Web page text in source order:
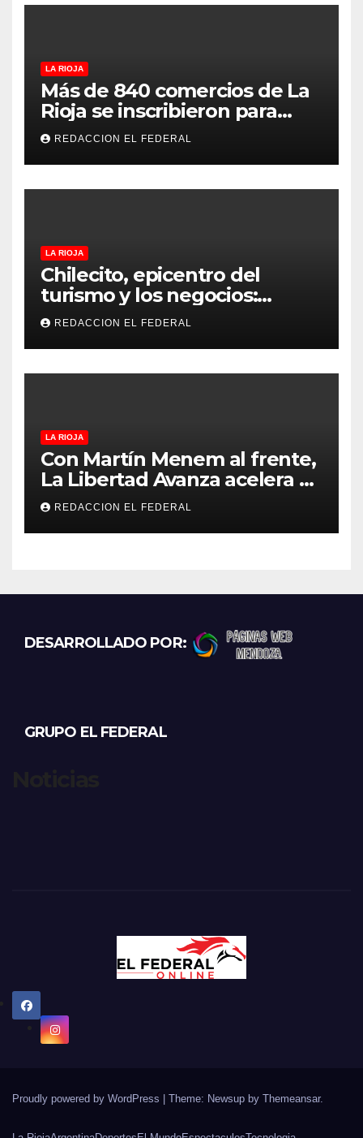
LA RIOJA
Más de 840 comercios de La
Rioja se inscribieron para
recibir Chachos: qué se
puede comprar y dónde
utilizarlos
REDACCION EL FEDERAL
LA RIOJA
Chilecito, epicentro del
turismo y los negocios:
arranca la Expo que promete
revolucionar la economía
regional en un evento sin
precedentes en La Rioja
REDACCION EL FEDERAL
LA RIOJA
Con Martín Menem al frente,
La Libertad Avanza acelera su
despliegue en La Rioja y
desembarcó en Aimogasta
REDACCION EL FEDERAL
DESARROLLADO POR:
GRUPO EL FEDERAL
Proudly powered by WordPress | Theme: Newsup by Themeansar.